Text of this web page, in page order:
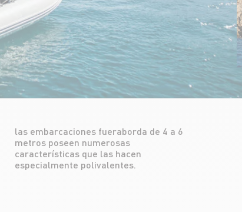
especialmente polivalentes.